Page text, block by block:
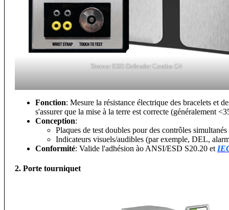
Testeur ESD Defender Combo G4
Fonction: Mesure la résistance électrique des bracelets et
s'assurer que la mise à la terre est correcte (généralement
Conception:
Plaques de test doubles pour des contrôles simultanés
Indicateurs visuels/audibles (par exemple, DEL,
Conformité: Valide l'adhésion ào ANSI/ESD S20.20 et
2. Porte tourniquet